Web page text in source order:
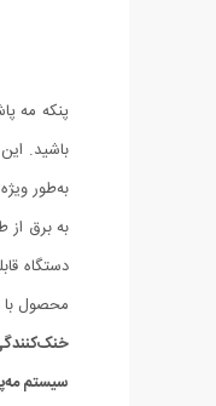
پنکه مه
باشید.
محصول
سیستم